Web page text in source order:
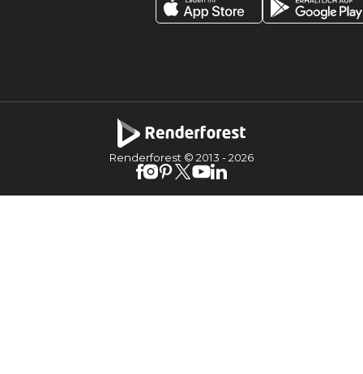
Renderforest © 2013 -2026